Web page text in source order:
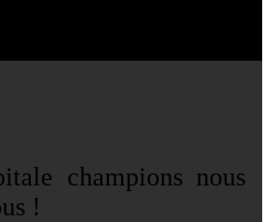
champions nous
!